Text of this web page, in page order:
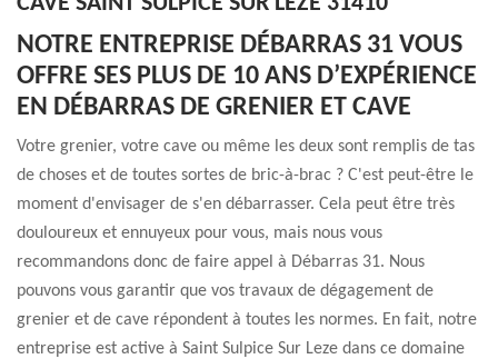
NOTRE ENTREPRISE DÉBARRAS 31 VOUS
OFFRE SES PLUS DE 10 ANS D’EXPÉRIENCE
EN DÉBARRAS DE GRENIER ET CAVE
Votre grenier, votre cave ou même les deux sont remplis de tas
de choses et de toutes sortes de bric-à-brac ? C'est peut-être le
moment d'envisager de s'en débarrasser. Cela peut être très
douloureux et ennuyeux pour vous, mais nous vous
recommandons donc de faire appel à Débarras 31. Nous
pouvons vous garantir que vos travaux de dégagement de
grenier et de cave répondent à toutes les normes. En fait, notre
entreprise est active à Saint Sulpice Sur Leze dans ce domaine